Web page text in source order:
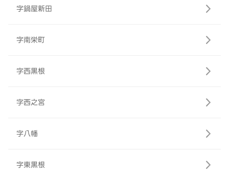
字鍋屋新田
字南栄町
字西黒根
字西之宮
字八幡
字東黒根